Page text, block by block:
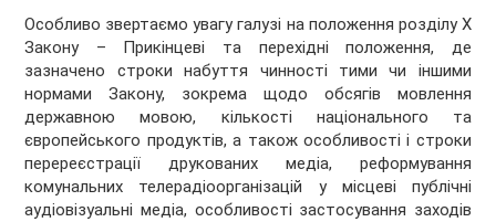
Особливо звертаємо увагу галузі на положення розділу X
Закону – Прикінцеві та перехідні положення, де
зазначено строки набуття чинності тими чи іншими
нормами Закону, зокрема щодо обсягів мовлення
державною мовою, кількості національного та
європейського продуктів, а також особливості і строки
перереєстрації друкованих медіа, реформування
комунальних телерадіоорганізацій у місцеві публічні
аудіовізуальні медіа, особливості застосування заходів